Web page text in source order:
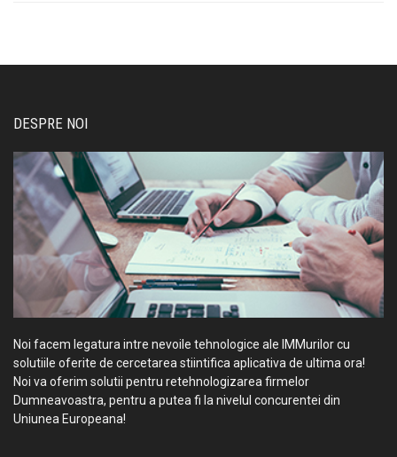
DESPRE NOI
Noi facem legatura intre nevoile tehnologice ale IMMurilor cu
solutiile oferite de cercetarea stiintifica aplicativa de ultima ora!
Noi va oferim solutii pentru retehnologizarea firmelor
Dumneavoastra, pentru a putea fi la nivelul concurentei din
Uniunea Europeana!